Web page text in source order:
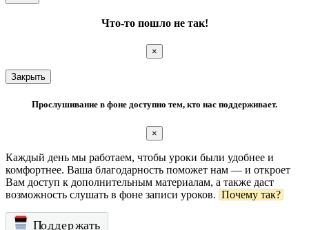
Что-то пошло не так!
×
Закрыть
Прослушивание в фоне доступно тем, кто нас поддерживает.
×
Каждый день мы работаем, чтобы уроки были удобнее и
комфортнее. Ваша благодарность поможет нам — и откроет
Вам доступ к дополнительным материалам, а также даст
возможность слушать в фоне записи уроков. Почему так?